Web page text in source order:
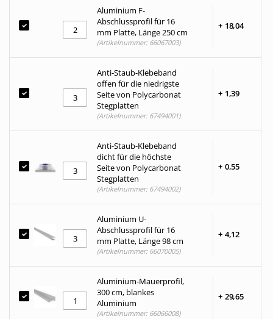
Aluminium F-
Abschlussprofil für 16
mm Platte, Länge 250 cm
+ 18,04
(Artikelnummer: 66067003)
Anti-Staub-Klebeband
offen für die niedrigste
Seite von Polycarbonat
Stegplatten
+ 1,39
(Artikelnummer: 67494001)
Anti-Staub-Klebeband
dicht für die höchste
Seite von Polycarbonat
Stegplatten
+ 0,55
(Artikelnummer: 67494002)
Aluminium U-
Abschlussprofil für 16
mm Platte, Länge 98 cm
+ 4,12
(Artikelnummer: 66070005)
Aluminium-Mauerprofil,
300 cm, blankes
Aluminium
+ 29,65
(Artikelnummer: 66066008)